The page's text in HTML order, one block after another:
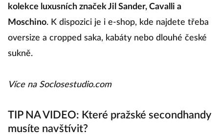
kolekce luxusních značek Jil Sander, Cavalli a
Moschino. K dispozici je i e-shop, kde najdete třeba
oversize a cropped saka, kabáty nebo dlouhé české
sukně.
Více na Soclosestudio.com
TIP NA VIDEO: Které pražské secondhandy
musíte navštívit?